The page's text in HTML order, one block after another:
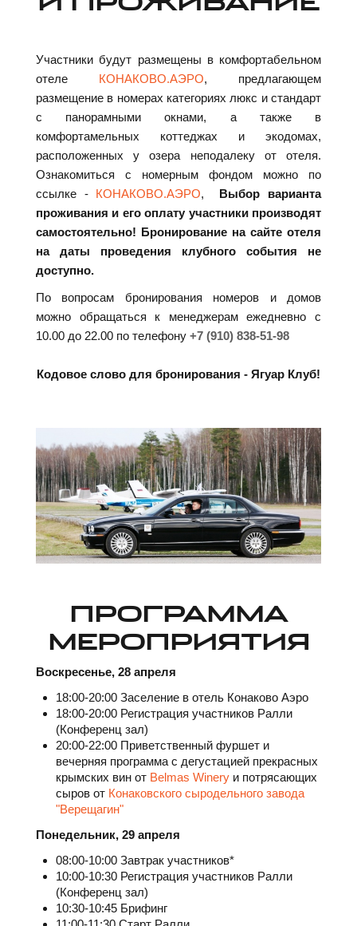
Участники будут размещены в комфортабельном
отеле КОНАКОВО.АЭРО, предлагающем
размещение в номерах категориях люкс и стандарт
с панорамными окнами, а также в
комфортамельных коттеджах и экодомах,
расположенных у озера неподалеку от отеля.
Ознакомиться с номерным фондом можно по
ссылке - КОНАКОВО.АЭРО, Выбор варианта
проживания и его оплату участники производят
самостоятельно! Бронирование на сайте отеля
на даты проведения клубного события не
доступно.
По вопросам бронирования номеров и домов
можно обращаться к менеджерам ежедневно с
10.00 до 22.00 по телефону +7 (910) 838-51-98
Кодовое слово для бронирования - Ягуар Клуб!
ПРОГРАММА
МЕРОПРИЯТИЯ
Воскресенье, 28 апреля
18:00-20:00 Заселение в отель Конаково Аэро
18:00-20:00 Регистрация участников Ралли
(Конференц зал)
20:00-22:00 Приветственный фуршет и
вечерняя программа с дегустацией прекрасных
крымских вин от Belmas Winery и потрясающих
сыров от Конаковского сыродельного завода
"Верещагин"
Понедельник, 29 апреля
08:00-10:00 Завтрак участников*
10:00-10:30 Регистрация участников Ралли
(Конференц зал)
10:30-10:45 Брифинг